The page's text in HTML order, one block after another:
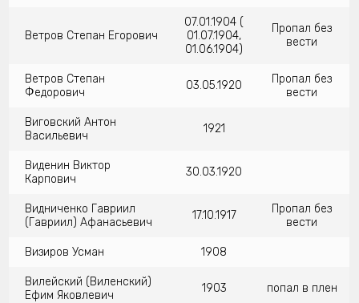
Ветров Степан Егорович
07.01.1904 (
01.07.1904,
01.06.1904)
Пропал без
вести
Ветров Степан
Федорович
03.05.1920
Пропал без
вести
Виговский Антон
Васильевич
1921
Виденин Виктор
Карпович
30.03.1920
Видниченко Гавриил
(Гавриил) Афанасьевич
17.10.1917
Пропал без
вести
Визиров Усман 1908
Вилейский (Виленский)
Ефим Яковлевич
1903 попал в плен